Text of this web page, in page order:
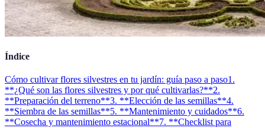
Índice
Cómo cultivar flores silvestres en tu jardín: guía paso a paso1.
**¿Qué son las flores silvestres y por qué cultivarlas?**2.
**Preparación del terreno**3. **Elección de las semillas**4.
**Siembra de las semillas**5. **Mantenimiento y cuidados**6.
**Cosecha y mantenimiento estacional**7. **Checklist para